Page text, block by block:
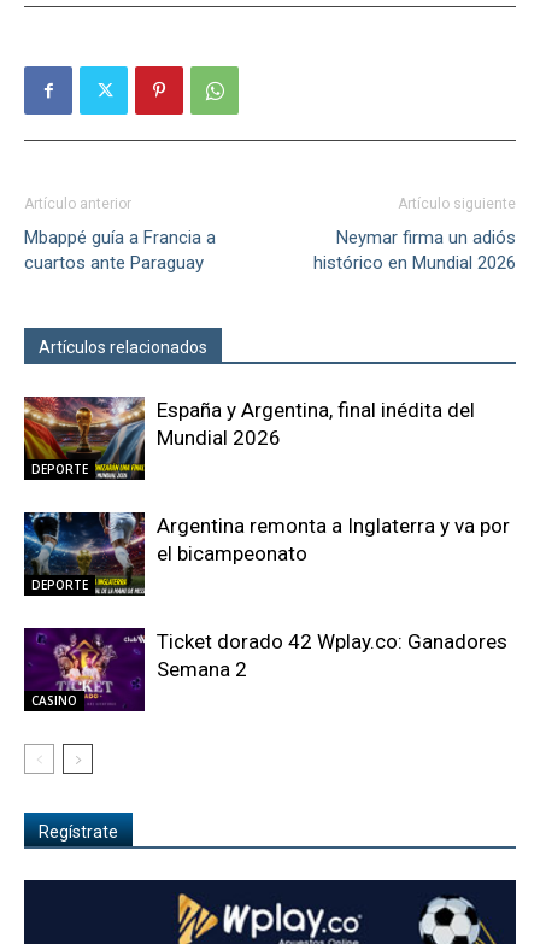
Artículo anterior
Mbappé guía a Francia a
cuartos ante Paraguay
Artículo siguiente
Neymar firma un adiós
histórico en Mundial 2026
Artículos relacionados
DEPORTE
España y Argentina, final inédita del
Mundial 2026
DEPORTE
Argentina remonta a Inglaterra y va por
el bicampeonato
CASINO
Ticket dorado 42 Wplay.co: Ganadores
Semana 2
Regístrate